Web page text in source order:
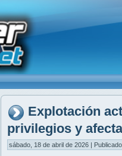
Explotación
privilegios y
sábado, 18 de abril de 2026 |